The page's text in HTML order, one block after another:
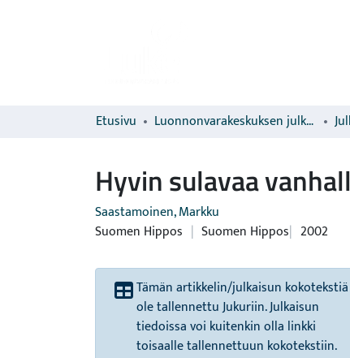
Etusivu Luonnonvarakeskuksen julkaisut
Hyvin sulavaa
Saastamoinen, Markku
Suomen Hippos | Suomen Hippos 2002
Tämän artikkelin/julkaisun
ole tallennettu Jukuriin. Julkaisun
tiedoissa voi kuitenkin olla linkki
toisaalle tallennettuun kokotekstiin.